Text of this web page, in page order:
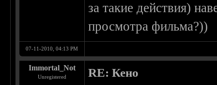
за такие действия)
просмотра фильма?))
07-11-2010, 04:13 PM
Immortal_Not
Unregistered RE: Кено